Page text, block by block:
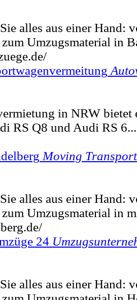
alles aus einer Hand:
Umzugsmaterial in
in NRW bietet
RS Q8 und Audi RS 6...
Moving Transport
alles aus einer Hand:
Umzugsmaterial in
24
alles aus einer Hand: